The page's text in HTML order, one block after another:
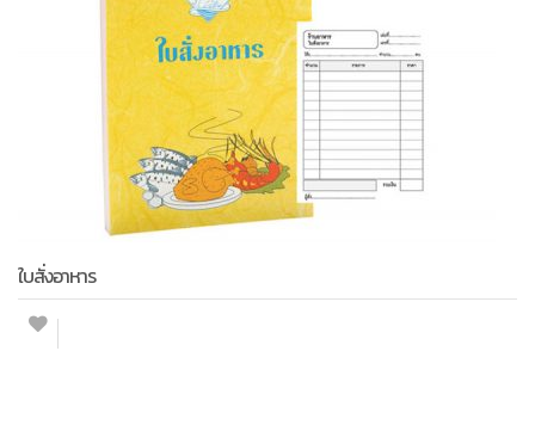
ใบสั่งอาหาร